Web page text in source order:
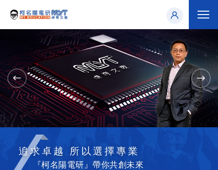
追求卓越 所以選擇專業
『柯名陽電研』帶你共創未來